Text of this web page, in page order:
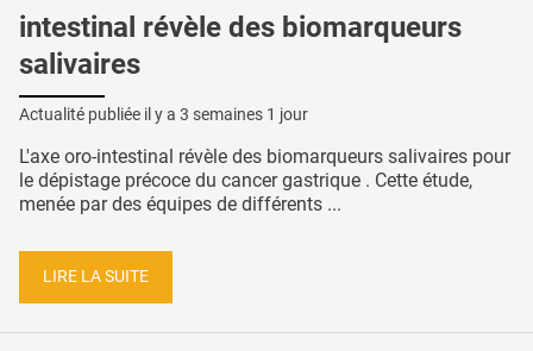
intestinal révèle des biomarqueurs
salivaires
Actualité publiée il y a 3 semaines 1 jour
L'axe oro-intestinal révèle des biomarqueurs salivaires pour
le dépistage précoce du cancer gastrique . Cette étude,
menée par des équipes de différents ...
LIRE LA SUITE